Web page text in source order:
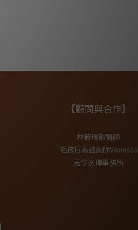
【顧問與合作】
林筱瑞獸醫師
毛孩行為諮詢師Vanessa
元亨法律事務所